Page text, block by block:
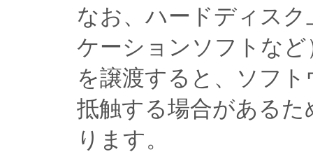
なお、ハードディス
ケーションソフトな
を譲渡すると、ソフ
抵触する場合がある
ります。